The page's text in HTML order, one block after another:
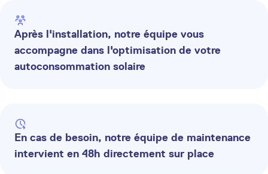
Après l'installation, notre équipe vous
accompagne dans l'optimisation de votre
autoconsommation solaire
En cas de besoin, notre équipe de maintenance
intervient en 48h directement sur place